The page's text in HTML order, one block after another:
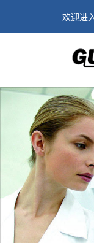
欢迎进